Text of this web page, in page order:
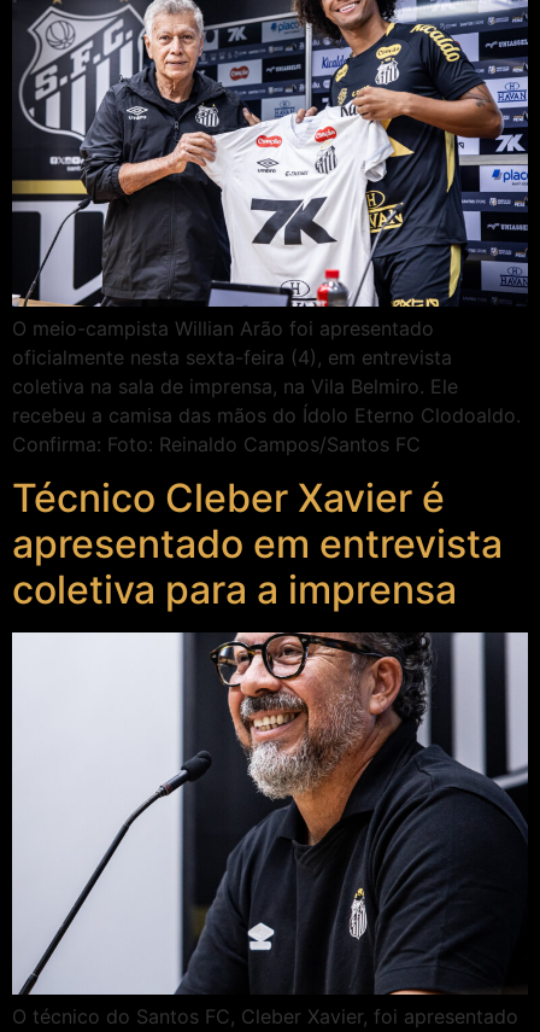
O meio-campista Willian Arão foi apresentado
oficialmente nesta sexta-feira (4), em entrevista
coletiva na sala de imprensa, na Vila Belmiro. Ele
recebeu a camisa das mãos do Ídolo Eterno Clodoaldo.
Confirma: Foto: Reinaldo Campos/Santos FC
Técnico Cleber Xavier é
apresentado em entrevista
coletiva para a imprensa
O técnico do Santos FC, Cleber Xavier, foi apresentado